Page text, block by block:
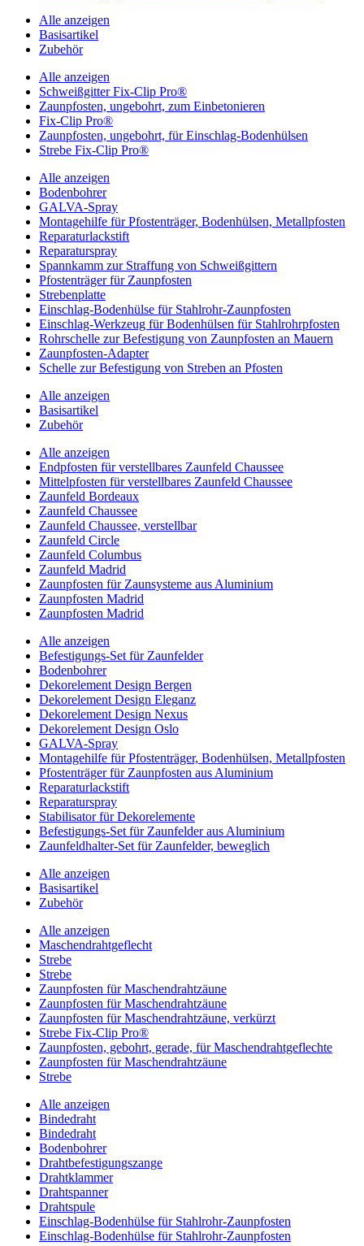
Alle anzeigen
Basisartikel
Zubehör
Alle anzeigen
Schweißgitter Fix-Clip Pro®
Zaunpfosten, ungebohrt, zum Einbetonieren
Fix-Clip Pro®
Zaunpfosten, ungebohrt, für Einschlag-Bodenhülsen
Strebe Fix-Clip Pro®
Alle anzeigen
Bodenbohrer
GALVA-Spray
Montagehilfe für Pfostenträger, Bodenhülsen, Metallpfosten
Reparaturlackstift
Reparaturspray
Spannkamm zur Straffung von Schweißgittern
Pfostenträger für Zaunpfosten
Strebenplatte
Einschlag-Bodenhülse für Stahlrohr-Zaunpfosten
Einschlag-Werkzeug für Bodenhülsen für Stahlrohrpfosten
Rohrschelle zur Befestigung von Zaunpfosten an Mauern
Zaunpfosten-Adapter
Schelle zur Befestigung von Streben an Pfosten
Alle anzeigen
Basisartikel
Zubehör
Alle anzeigen
Endpfosten für verstellbares Zaunfeld Chaussee
Mittelpfosten für verstellbares Zaunfeld Chaussee
Zaunfeld Bordeaux
Zaunfeld Chaussee
Zaunfeld Chaussee, verstellbar
Zaunfeld Circle
Zaunfeld Columbus
Zaunfeld Madrid
Zaunpfosten für Zaunsysteme aus Aluminium
Zaunpfosten Madrid
Zaunpfosten Madrid
Alle anzeigen
Befestigungs-Set für Zaunfelder
Bodenbohrer
Dekorelement Design Bergen
Dekorelement Design Eleganz
Dekorelement Design Nexus
Dekorelement Design Oslo
GALVA-Spray
Montagehilfe für Pfostenträger, Bodenhülsen, Metallpfosten
Pfostenträger für Zaunpfosten aus Aluminium
Reparaturlackstift
Reparaturspray
Stabilisator für Dekorelemente
Befestigungs-Set für Zaunfelder aus Aluminium
Zaunfeldhalter-Set für Zaunfelder, beweglich
Alle anzeigen
Basisartikel
Zubehör
Alle anzeigen
Maschendrahtgeflecht
Strebe
Strebe
Zaunpfosten für Maschendrahtzäune
Zaunpfosten für Maschendrahtzäune
Zaunpfosten für Maschendrahtzäune, verkürzt
Strebe Fix-Clip Pro®
Zaunpfosten, gebohrt, gerade, für Maschendrahtgeflechte
Zaunpfosten für Maschendrahtzäune
Strebe
Alle anzeigen
Bindedraht
Bindedraht
Bodenbohrer
Drahtbefestigungszange
Drahtklammer
Drahtspanner
Drahtspule
Einschlag-Bodenhülse für Stahlrohr-Zaunpfosten
Einschlag-Bodenhülse für Stahlrohr-Zaunpfosten